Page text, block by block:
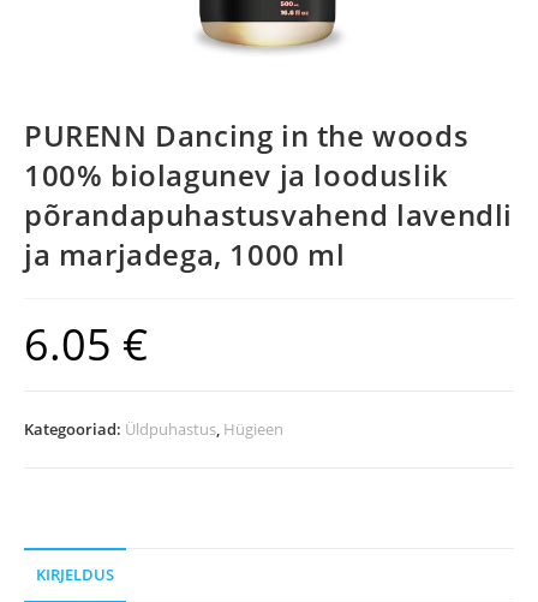
PURENN Dancing in the woods
100% biolagunev ja looduslik
põrandapuhastusvahend lavendli
ja marjadega, 1000 ml
6.05 €
Kategooriad: Üldpuhastus, Hügieen
KIRJELDUS